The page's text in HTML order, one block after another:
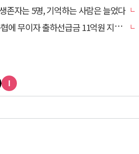
존자는 5명, 기억하는 사람은 늘었다
자 출하선급금 11억원 지원…상생 유통망 강화